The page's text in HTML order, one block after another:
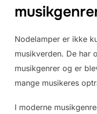
Nodelamper er ikke
musikverden. De har
musikgenrer og er
mange musikeres
I moderne